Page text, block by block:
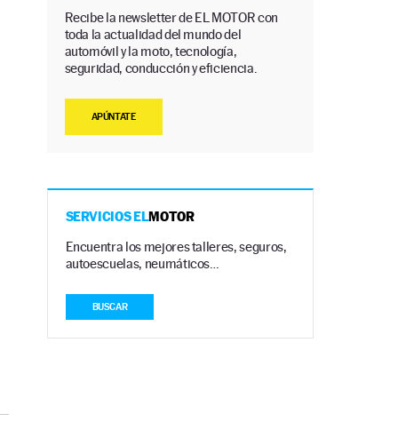
Recibe la newsletter de EL MOTOR con
toda la actualidad del mundo del
automóvil y la moto, tecnología,
seguridad, conducción y eficiencia.
APÚNTATE
SERVICIOS ELMOTOR
Encuentra los mejores talleres, seguros,
autoescuelas, neumáticos…
BUSCAR